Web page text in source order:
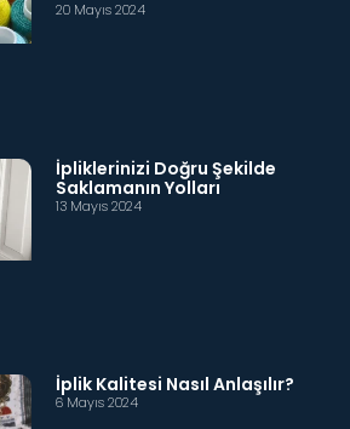
20 Mayıs 2024
İpliklerinizi Doğru Şekilde
Saklamanın Yolları
13 Mayıs 2024
İplik Kalitesi Nasıl Anlaşılır?
6 Mayıs 2024